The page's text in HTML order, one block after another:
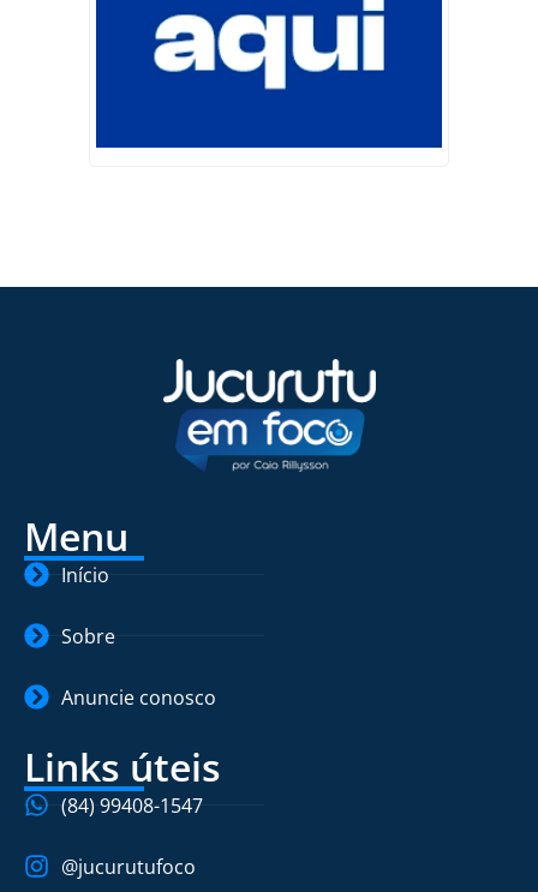
Menu
Início
Sobre
Anuncie conosco
Links úteis
(84) 99408-1547
@jucurutufoco